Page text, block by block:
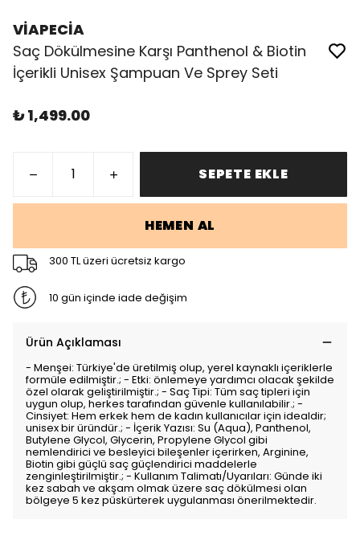
VİAPECİA
Saç Dökülmesine Karşı Panthenol & Biotin
İçerikli Unisex Şampuan Ve Sprey Seti
₺ 1,499.00
SEPETE EKLE
HEMEN AL
300 TL üzeri ücretsiz kargo
10 gün içinde iade değişim
Ürün Açıklaması
- Menşei: Türkiye'de üretilmiş olup, yerel kaynaklı içeriklerle
formüle edilmiştir.; - Etki: önlemeye yardımcı olacak şekilde
özel olarak geliştirilmiştir.; - Saç Tipi: Tüm saç tipleri için
uygun olup, herkes tarafından güvenle kullanılabilir.; -
Cinsiyet: Hem erkek hem de kadın kullanıcılar için idealdir;
unisex bir üründür.; - İçerik Yazısı: Su (Aqua), Panthenol,
Butylene Glycol, Glycerin, Propylene Glycol gibi
nemlendirici ve besleyici bileşenler içerirken, Arginine,
Biotin gibi güçlü saç güçlendirici maddelerle
zenginleştirilmiştir.; - Kullanım Talimatı/Uyarıları: Günde iki
kez sabah ve akşam olmak üzere saç dökülmesi olan
bölgeye 5 kez püskürterek uygulanması önerilmektedir.